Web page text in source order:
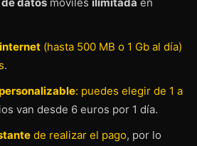
datos móviles ilimitada en
(hasta 500 MB o 1 Gb al día)
.
: puedes elegir de 1 a
van desde 6 euros por 1 día.
de realizar el pago, por lo